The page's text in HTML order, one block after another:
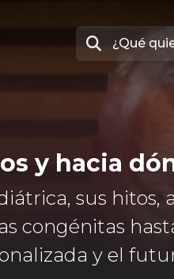
y hacia
sus hitos,
congénitas
y el